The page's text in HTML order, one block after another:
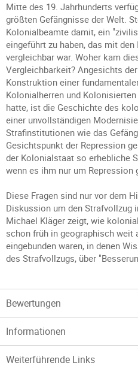
Mitte des 19. Jahrhunderts
größten Gefängnisse der Welt.
Kolonialbeamte damit, ein
eingeführt zu haben, das mit
vergleichbar war. Woher kam
Vergleichbarkeit? Angesichts
Konstruktion einer
Kolonialherren und
hatte, ist die Geschichte des
einer unvollständigen
Strafinstitutionen wie das
Gesichtspunkt der Repression
der Kolonialstaat so erhebliche
wenn es ihm nur um Repression
Diese Fragen sind nur vor dem
Diskussion um den Strafvollzug
Michael Kläger zeigt, wie
schon früh in geographisch weit
eingebunden waren, in denen
des Strafvollzugs, über
Bewertungen
Informationen
Weiterführende Links